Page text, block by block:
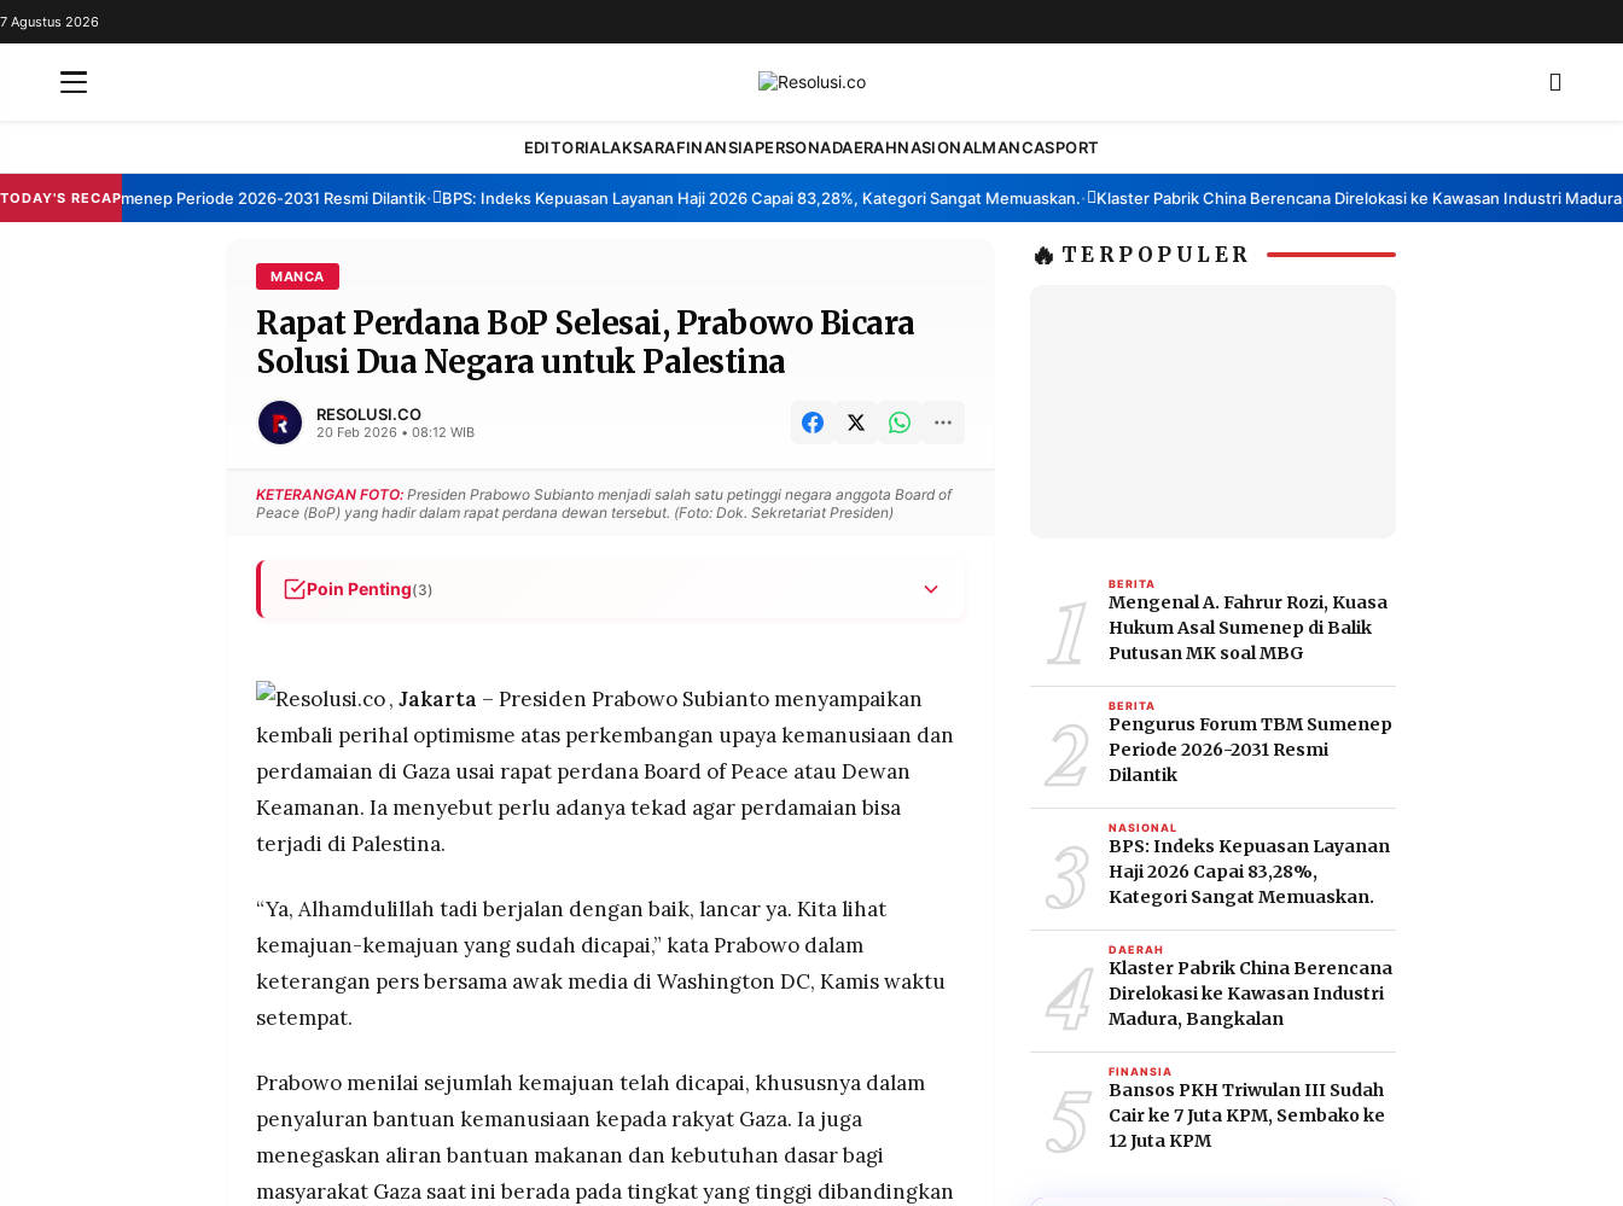
REDAKSI
7 Agustus 2026
EDITORIALAKSARAFINANSIAPERSONADAERAHNASIONALMANCASPORT
TODAY'S RECAP
TBM Sumenep Periode 2026-2031 Resmi Dilantik• BPS: Indeks Kepuasan Layanan Haji 2026 Capai 83,28%, Kategori Sangat Memuaskan.• Klaster Pabrik China Berencana Direlokasi ke Kawasan Industri Madura,
MANCA
Rapat Perdana BoP Selesai, Prabowo Bicara
Solusi Dua Negara untuk Palestina
RESOLUSI.CO
20 Feb 2026 • 08:12 WIB
KETERANGAN FOTO: Presiden Prabowo Subianto menjadi salah satu petinggi negara anggota Board of
Peace (BoP) yang hadir dalam rapat perdana dewan tersebut. (Foto: Dok. Sekretariat Presiden)
Poin Penting(3)
depan
Presiden tegaskan solusi dua negara adalah satu-satunya jalan menuju
perdamaian jangka panjang, Indonesia bersama negara-negara Muslim komit
untuk mencapai lasting peace bagi rakyat Palestina
Indonesia siap kirim pasukan perdamaian dalam 1-2 bulan ke depan dan diminta
, Jakarta – Presiden Prabowo Subianto menyampaikan
kembali perihal optimisme atas perkembangan upaya kemanusiaan dan
perdamaian di Gaza usai rapat perdana Board of Peace atau Dewan
Keamanan. Ia menyebut perlu adanya tekad agar perdamaian bisa
terjadi di Palestina.
“Ya, Alhamdulillah tadi berjalan dengan baik, lancar ya. Kita lihat
kemajuan-kemajuan yang sudah dicapai,” kata Prabowo dalam
keterangan pers bersama awak media di Washington DC, Kamis waktu
setempat.
Prabowo menilai sejumlah kemajuan telah dicapai, khususnya dalam
penyaluran bantuan kemanusiaan kepada rakyat Gaza. Ia juga
menegaskan aliran bantuan makanan dan kebutuhan dasar bagi
masyarakat Gaza saat ini berada pada tingkat yang tinggi dibandingkan
🔥 TERPOPULER
1 BERITA
Mengenal A. Fahrur Rozi, Kuasa
Hukum Asal Sumenep di Balik
Putusan MK soal MBG
2 BERITA
Pengurus Forum TBM Sumenep
Periode 2026-2031 Resmi
Dilantik
3 NASIONAL
BPS: Indeks Kepuasan Layanan
Haji 2026 Capai 83,28%,
Kategori Sangat Memuaskan.
4 DAERAH
Klaster Pabrik China Berencana
Direlokasi ke Kawasan Industri
Madura, Bangkalan
5 FINANSIA
Bansos PKH Triwulan III Sudah
Cair ke 7 Juta KPM, Sembako ke
12 Juta KPM